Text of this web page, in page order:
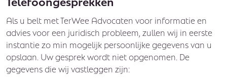
Als u belt met TerWee Advocaten voor informatie en
advies voor een juridisch probleem, zullen wij in eerste
instantie zo min mogelijk persoonlijke gegevens van u
opslaan. Uw gesprek wordt niet opgenomen. De
gegevens die wij vastleggen zijn: